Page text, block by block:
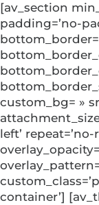
[av_section
padding=’no-
custom_bg= »
left’ repeat=’no-
container’]